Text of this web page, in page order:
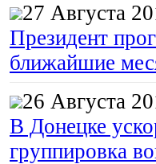
27 Августа
Президент
ближайшие
26 Августа
В Донецке
группировка